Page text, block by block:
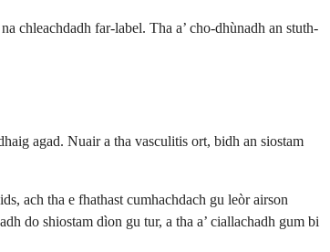
chleachdadh far-label. Tha a’ cho-dhùnadh an stuth-
agad. Nuair a tha vasculitis ort, bidh an siostam
ach tha e fhathast cumhachdach gu leòr airson
do shiostam dìon gu tur, a tha a’ ciallachadh gum bi